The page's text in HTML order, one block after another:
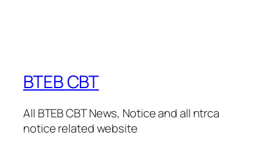
BTEB CBT
All BTEB CBT News, Notice and all ntrca
notice related website